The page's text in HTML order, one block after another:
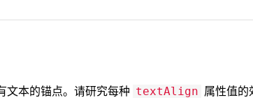
文本的锚点。请研究每种 textAlign 属性值的